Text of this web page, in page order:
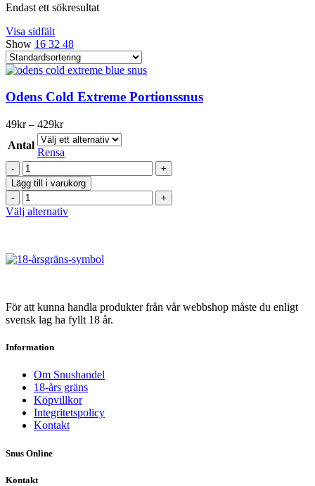
Endast ett sökresultat
Visa sidfält
Show 16 32 48
Odens Cold Extreme Portionssnus
49kr – 429krPrisintervall:
49kr
till
429kr
Antal
Rensa
Odens
Cold
Extreme
Portionssnus
mängd
Lägg till i varukorg
Odens
Cold
Extreme
Välj alternativDen
flera
alternativen
kan
För att kunna handla produkter från vår webbshop måste du enligt
svensk lag ha fyllt 18 år.
Information
Om Snushandel
18-års gräns
Köpvillkor
Integritetspolicy
Kontakt
Snus Online
Kontakt